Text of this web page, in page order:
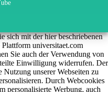
sich mit der hier beschriebenen
universitaet.com
Sie auch der Verwendung von
Einwilligung widerrufen. Der
unserer Webseiten zu
Durch Webcookies
personalisierte Werbung, auch